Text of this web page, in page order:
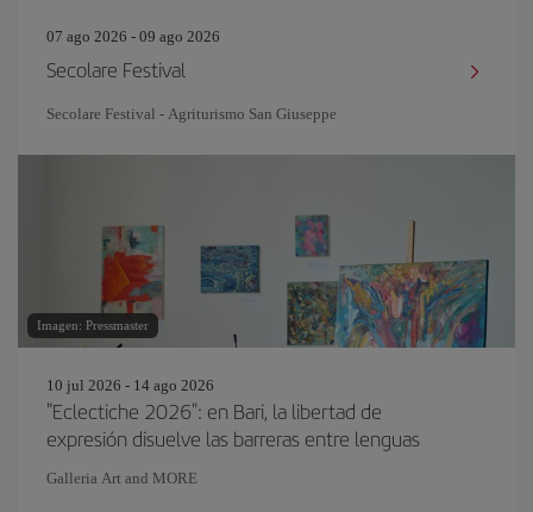
07 ago 2026 - 09 ago 2026
Secolare Festival
Secolare Festival - Agriturismo San Giuseppe
Imagen: Pressmaster
10 jul 2026 - 14 ago 2026
"Eclectiche 2026": en Bari, la libertad de
expresión disuelve las barreras entre lenguas
Galleria Art and MORE